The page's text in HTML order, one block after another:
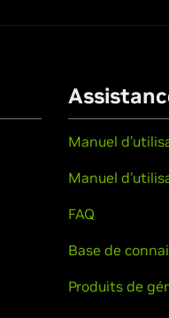
Manuel
Manuel
FAQ
Base de
Produits de